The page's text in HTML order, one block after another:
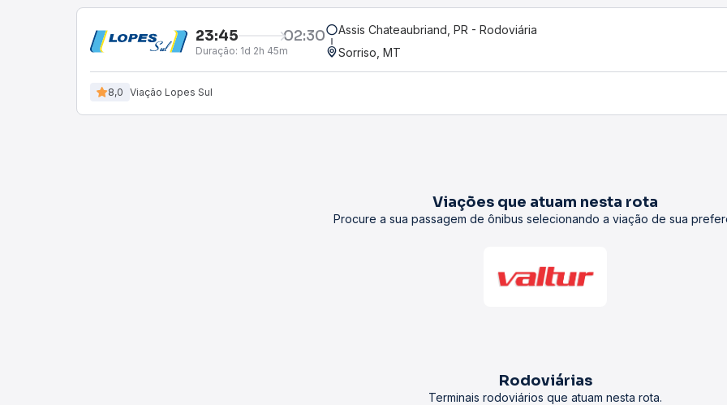
23:45 02:30
Duração: 1d 2h 45m
Assis Chateaubriand, PR - Rodoviária
Sorriso, MT
8,0 Viação Lopes Sul
Viações que atuam nesta rota
Procure a sua passagem de ônibus selecionando a viação de sua
Rodoviárias
Terminais rodoviários que atuam nesta rota.